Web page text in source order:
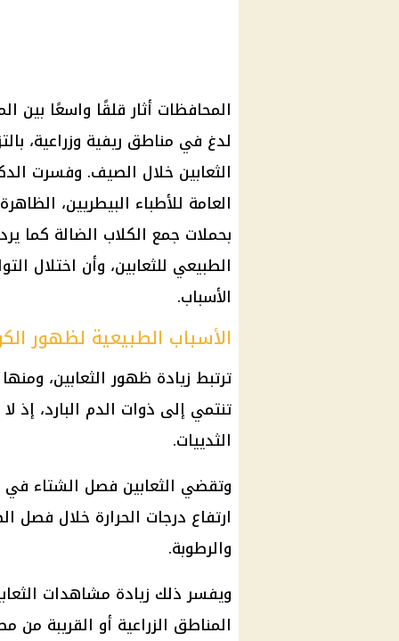
المحافظات أثار قلقًا واسعًا بين
لدغ في مناطق ريفية وزراعية،
الثعابين خلال الصيف. وفسرت
العامة للأطباء البيطريين،
بحملات جمع الكلاب الضالة كما
الطبيعي للثعابين، وأن اختلال
الأسباب.
الأسباب الطبيعية لظهور
ترتبط زيادة ظهور الثعابين،
تنتمي إلى ذوات الدم البارد،
الثدييات.
وتقضي الثعابين فصل الشتاء في
ارتفاع درجات الحرارة خلال فصل
والرطوبة.
ويفسر ذلك زيادة مشاهدات
المناطق الزراعية أو القريبة من